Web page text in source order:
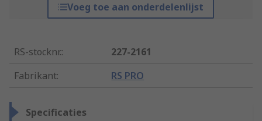
Voeg toe aan onderdelenlijst
RS-stocknr.:
227-2161
Fabrikant: RS PRO
Specificaties